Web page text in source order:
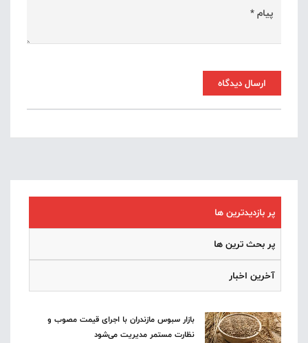
ارسال دیدگاه
پر بازدیدترین ها
پر بحث ترین ها
آخرین اخبار
بازار سبوس مازندران با اجرای قیمت مصوب و
نظارت مستمر مدیریت می‌شود